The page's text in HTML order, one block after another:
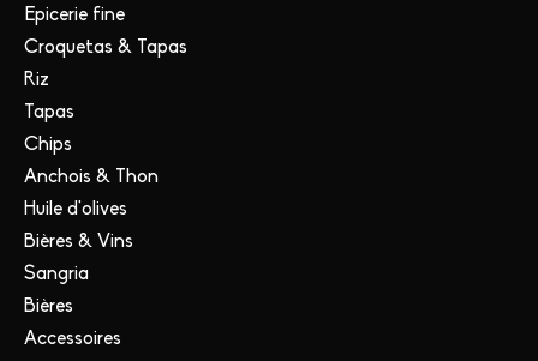
Epicerie fine
Croquetas & Tapas
Riz
Tapas
Chips
Anchois & Thon
Huile d'olives
Bières & Vins
Sangria
Bières
Accessoires